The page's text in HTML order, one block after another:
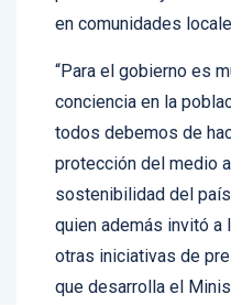
preservación y el
“Para el gobierno es
conciencia en la
todos debemos de
protección del medio
sostenibilidad del
quien además invitó a
otras iniciativas de